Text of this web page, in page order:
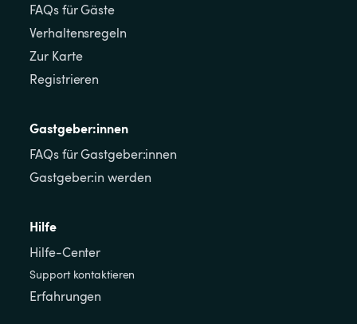
FAQs für Gäste
Verhaltensregeln
Zur Karte
Registrieren
Gastgeber:innen
FAQs für Gastgeber:innen
Gastgeber:in werden
Hilfe
Hilfe-Center
Support kontaktieren
Erfahrungen